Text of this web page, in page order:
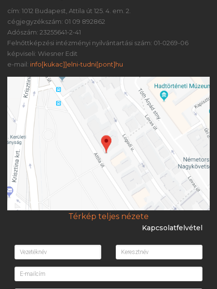
cím: 1012 Budapest, Attila út 125. 4. em. 2.
cégjegyzékszám: 01 09 892862
Adószám: 23255641-2-41
Felnőttképzési intézményi nyilvántartási szám: 01-0269-06
képviseli: Wiesner Edit
e-mail: info[kukac]]elni-tudni[pont]hu
Térkép teljes nézete
Kapcsolatfelvétel